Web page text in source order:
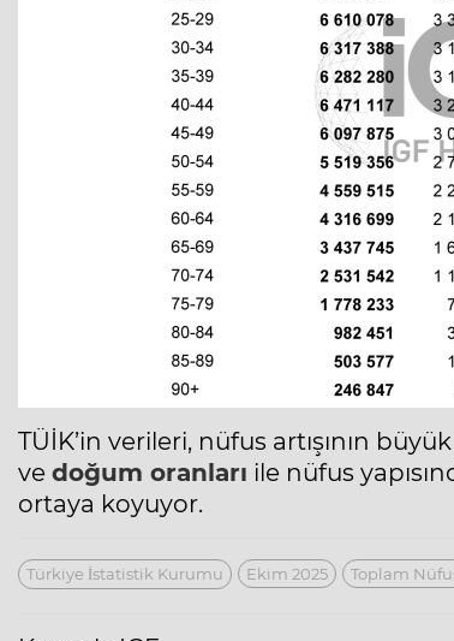
TÜİK’in verileri, nüfus artışının
ve doğum oranları ile nüfus
ortaya koyuyor.
Türkiye İstatistik Kurumu Ekim 2025 Toplam